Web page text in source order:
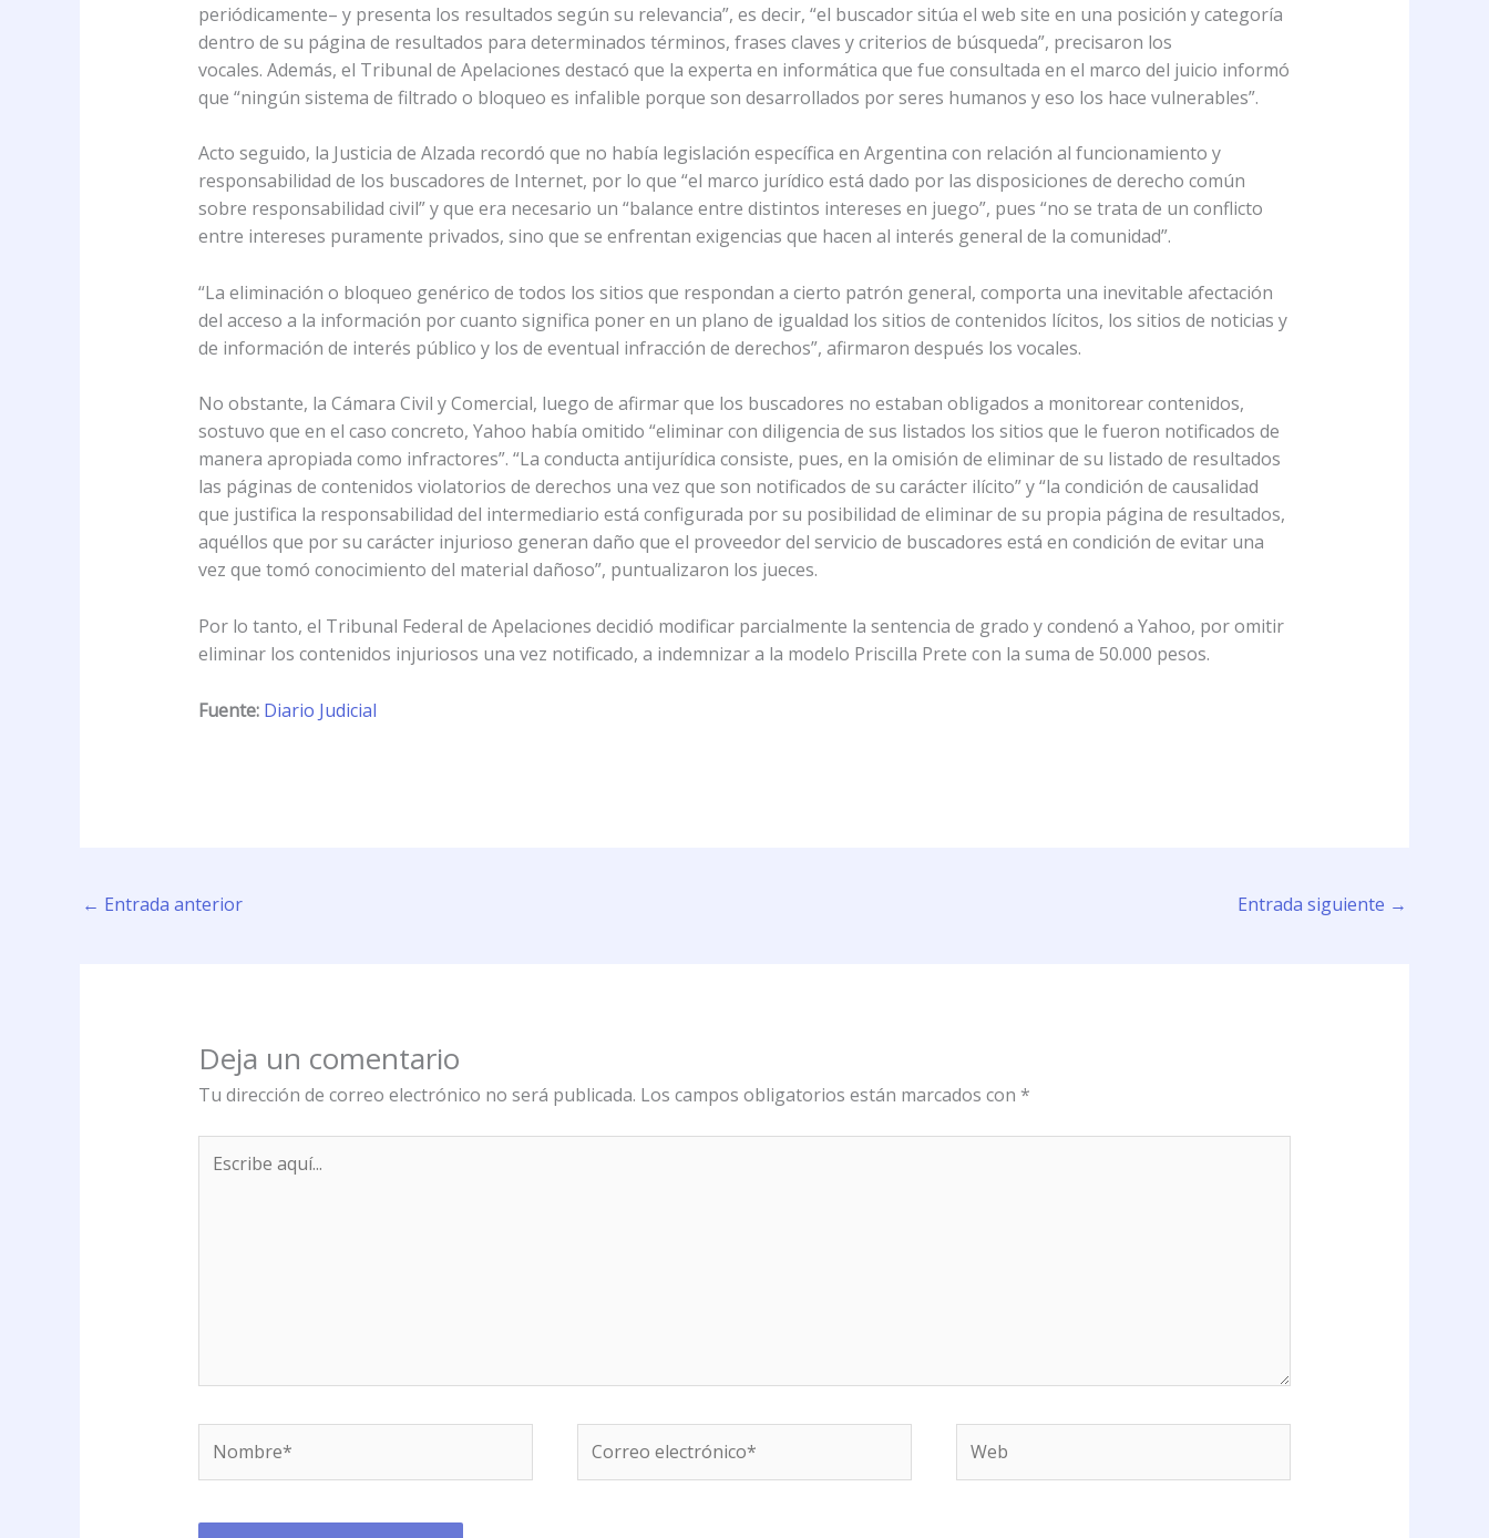
periódicamente– y presenta los resultados según su relevancia”, es decir, “el buscador sitúa el web site en una posición y categoría
dentro de su página de resultados para determinados términos, frases claves y criterios de búsqueda”, precisaron los
vocales. Además, el Tribunal de Apelaciones destacó que la experta en informática que fue consultada en el marco del juicio informó
que “ningún sistema de filtrado o bloqueo es infalible porque son desarrollados por seres humanos y eso los hace vulnerables”.
Acto seguido, la Justicia de Alzada recordó que no había legislación específica en Argentina con relación al funcionamiento y
responsabilidad de los buscadores de Internet, por lo que “el marco jurídico está dado por las disposiciones de derecho común
sobre responsabilidad civil” y que era necesario un “balance entre distintos intereses en juego”, pues “no se trata de un conflicto
entre intereses puramente privados, sino que se enfrentan exigencias que hacen al interés general de la comunidad”.
“La eliminación o bloqueo genérico de todos los sitios que respondan a cierto patrón general, comporta una inevitable afectación
del acceso a la información por cuanto significa poner en un plano de igualdad los sitios de contenidos lícitos, los sitios de noticias y
de información de interés público y los de eventual infracción de derechos”, afirmaron después los vocales.
No obstante, la Cámara Civil y Comercial, luego de afirmar que los buscadores no estaban obligados a monitorear contenidos,
sostuvo que en el caso concreto, Yahoo había omitido “eliminar con diligencia de sus listados los sitios que le fueron notificados de
manera apropiada como infractores”. “La conducta antijurídica consiste, pues, en la omisión de eliminar de su listado de resultados
las páginas de contenidos violatorios de derechos una vez que son notificados de su carácter ilícito” y “la condición de causalidad
que justifica la responsabilidad del intermediario está configurada por su posibilidad de eliminar de su propia página de resultados,
aquéllos que por su carácter injurioso generan daño que el proveedor del servicio de buscadores está en condición de evitar una
vez que tomó conocimiento del material dañoso”, puntualizaron los jueces.
Por lo tanto, el Tribunal Federal de Apelaciones decidió modificar parcialmente la sentencia de grado y condenó a Yahoo, por omitir
eliminar los contenidos injuriosos una vez notificado, a indemnizar a la modelo Priscilla Prete con la suma de 50.000 pesos.
Fuente: Diario Judicial
← Entrada anterior Entrada siguiente →
Deja un comentario
Tu dirección de correo electrónico no será publicada. Los campos obligatorios están marcados con *
aquí...
electrónico*